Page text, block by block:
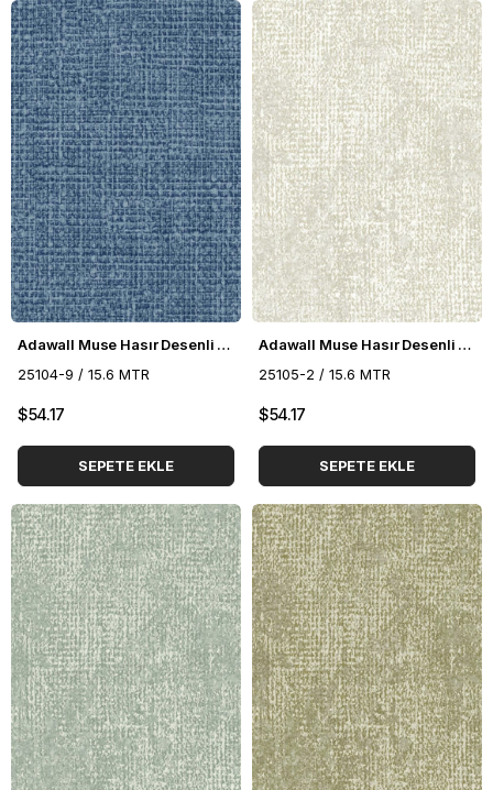
Adawall Muse Hasır Desenli Duvar Kağıdı 25104-9
25104-9 / 15.6 MTR
$54.17
SEPETE EKLE
Adawall Muse Hasır Desenli Duvar Kağıdı 25105-2
25105-2 / 15.6 MTR
$54.17
SEPETE EKLE